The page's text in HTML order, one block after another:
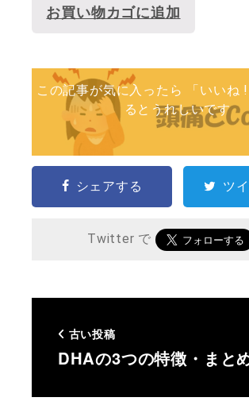
お買い物カゴに追加
この記事が気に入ったら 「いいね
るとうれしいです
シェアする ツ
Twitter で
古い投稿
DHAの3つの特徴・まと